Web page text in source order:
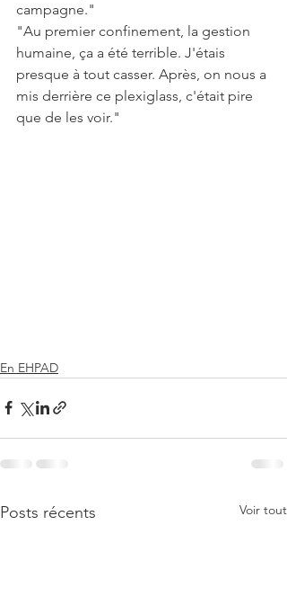
campagne."
"Au premier confinement, la gestion
humaine, ça a été terrible. J'étais
presque à tout casser. Après, on nous a
mis derrière ce plexiglass, c'était pire
que de les voir."
En EHPAD
Posts récents Voir tout